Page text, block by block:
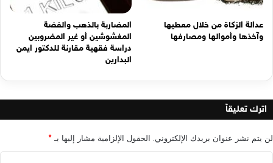
عدالة الزكاة من خلال معطيها
وآخذها وأموالها ومصارفها
المضاربة بالذهب والفضة
المغشوشين أو غير المضروبين
دراسة فقهية مقارنة للدكتور ايمن
البدارين
اترك تعليقاً
لن يتم نشر عنوان بريدك الإلكتروني. الحقول الإلزامية مشار إليها بـ*